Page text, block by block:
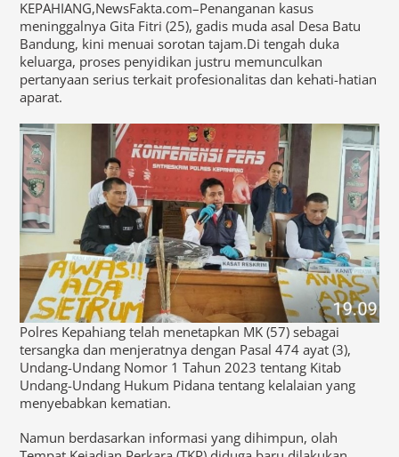
KEPAHIANG,NewsFakta.com–Penanganan kasus
meninggalnya Gita Fitri (25), gadis muda asal Desa Batu
Bandung, kini menuai sorotan tajam.Di tengah duka
keluarga, proses penyidikan justru memunculkan
pertanyaan serius terkait profesionalitas dan kehati-hatian
aparat.
Polres Kepahiang telah menetapkan MK (57) sebagai
tersangka dan menjeratnya dengan Pasal 474 ayat (3),
Undang-Undang Nomor 1 Tahun 2023 tentang Kitab
Undang-Undang Hukum Pidana tentang kelalaian yang
menyebabkan kematian.
Namun berdasarkan informasi yang dihimpun, olah